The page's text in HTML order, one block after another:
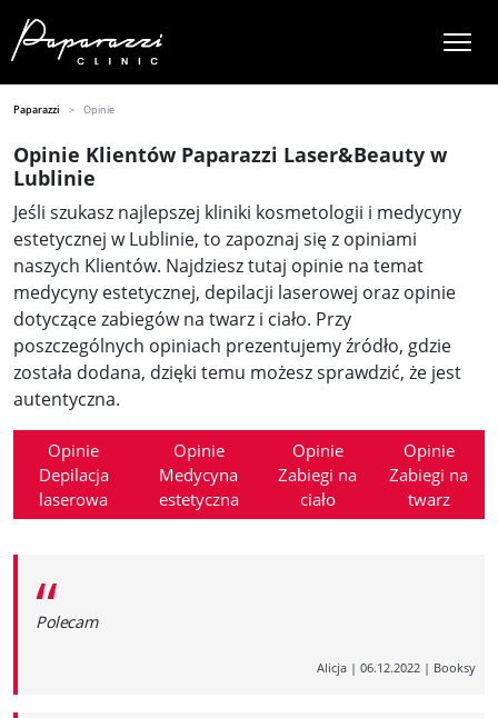
Paparazzi Opinie
Opinie Klientów Paparazzi Laser&Beauty w
Lublinie
Jeśli szukasz najlepszej kliniki kosmetologii i medycyny
estetycznej w Lublinie, to zapoznaj się z opiniami
naszych Klientów. Najdziesz tutaj opinie na temat
medycyny estetycznej, depilacji laserowej oraz opinie
dotyczące zabiegów na twarz i ciało. Przy
poszczególnych opiniach prezentujemy źródło, gdzie
została dodana, dzięki temu możesz sprawdzić, że jest
autentyczna.
Opinie
Depilacja
laserowa
Opinie
Medycyna
estetyczna
Opinie
Zabiegi na
ciało
Opinie
Zabiegi na
twarz
“
Polecam
Alicja | 06.12.2022 | Booksy